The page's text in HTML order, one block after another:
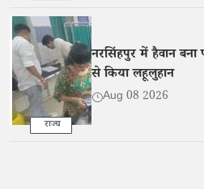
राज्य
नरसिंहपुर में हैवान
से किया लहूलुहान
Aug 08 2026